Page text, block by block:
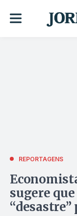
REPORTAGENS
sugere